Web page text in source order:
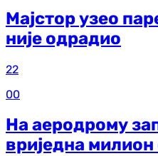
Мајстор узео
није одрадио
22
00
На аеродрому
вриједна милион